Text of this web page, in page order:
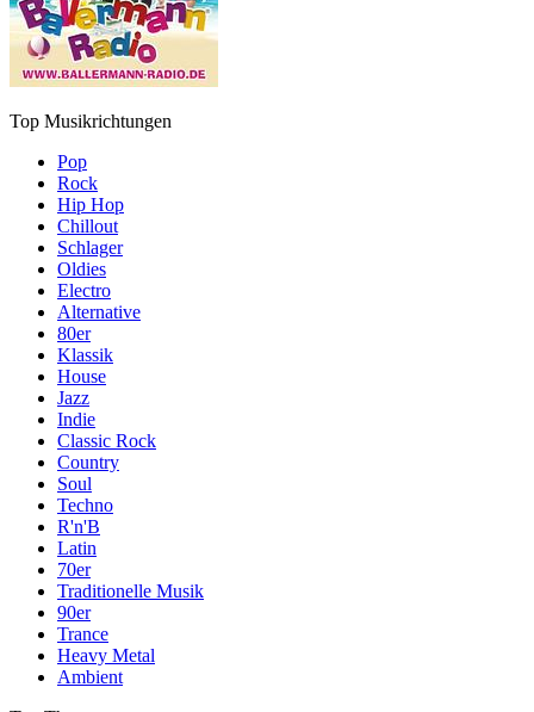
Top Musikrichtungen
Pop
Rock
Hip Hop
Chillout
Schlager
Oldies
Electro
Alternative
80er
Klassik
House
Jazz
Indie
Classic Rock
Country
Soul
Techno
R'n'B
Latin
70er
Traditionelle Musik
90er
Trance
Heavy Metal
Ambient